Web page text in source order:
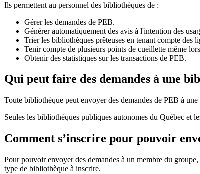
Ils permettent au personnel des bibliothèques de :
Gérer les demandes de PEB.
Générer automatiquement des avis à l'intention des
Trier les bibliothèques prêteuses en tenant compte des
Tenir compte de plusieurs points de cueillette même
Obtenir des statistiques sur les transactions de PEB.
Qui peut faire des demandes à une
Toute bibliothèque peut envoyer des demandes de PEB à
Seules les bibliothèques publiques autonomes du Québec
Comment s’inscrire pour pouvoir
Pour pouvoir envoyer des demandes à un membre du
type de bibliothèque à inscrire.